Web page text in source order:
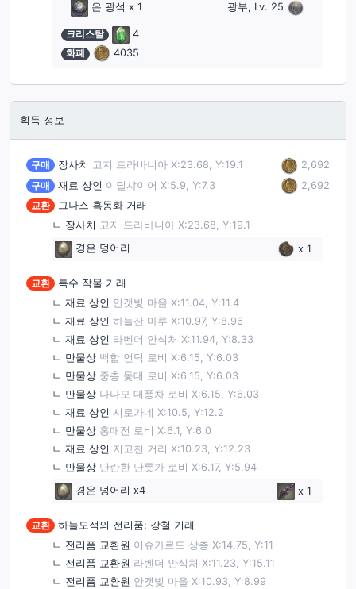
은 광석 x 1 광부, Lv. 25
크리스탈
4
화폐
4035
획득 정보
구매 장사치 고지 드라바니아 X:23.68, Y:19.1
2,692
구매
재료 상인 이딜샤이어 X:5.9, Y:7.3
2,692
교환
그나스 흑동화 거래
ㄴ 장사치 고지 드라바니아 X:23.68, Y:19.1
경은 덩어리
x 1
교환
특수 작물 거래
ㄴ 재료 상인 안갯빛 마을 X:11.04, Y:11.4
ㄴ 재료 상인 하늘잔 마루 X:10.97, Y:8.96
ㄴ 재료 상인 라벤더 안식처 X:11.94, Y:8.33
ㄴ 만물상 백합 언덕 로비 X:6.15, Y:6.03
ㄴ 만물상 중층 돛대 로비 X:6.15, Y:6.03
ㄴ 만물상 나나모 대풍차 로비 X:6.15, Y:6.03
ㄴ 재료 상인 시로가네 X:10.5, Y:12.2
ㄴ 만물상 홍매전 로비 X:6.1, Y:6.0
ㄴ 재료 상인 지고천 거리 X:10.23, Y:12.23
ㄴ 만물상 단란한 난롯가 로비 X:6.17, Y:5.94
경은 덩어리 x4 x 1
교환
하늘도적의 전리품: 강철 거래
ㄴ 전리품 교환원 이슈가르드 상층 X:14.75, Y:11
ㄴ 전리품 교환원 라벤더 안식처 X:11.23, Y:15.11
ㄴ 전리품 교환원 안갯빛 마을 X:10.93, Y:8.99